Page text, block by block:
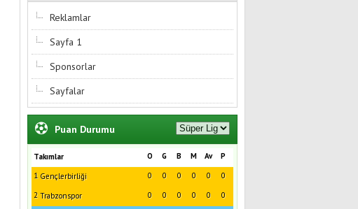
Reklamlar
Sayfa 1
Sponsorlar
Sayfalar
Puan Durumu
Takımlar P
Av
M
B
G
O
1 Gençlerbirliği 0
0
0
0
0
0
2 Trabzonspor 0
0
0
0
0
0